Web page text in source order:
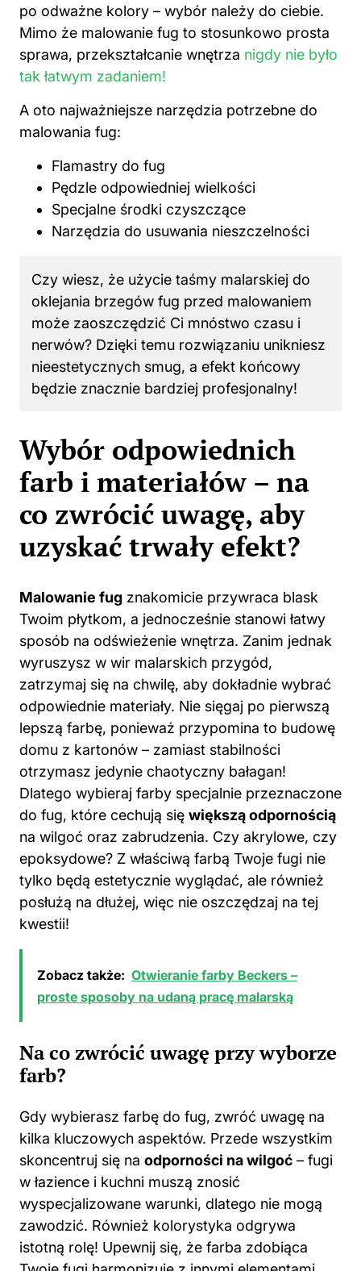
po odważne kolory – wybór należy do ciebie.
Mimo że malowanie fug to stosunkowo prosta
sprawa, przekształcanie wnętrza nigdy nie było
tak łatwym zadaniem!
A oto najważniejsze narzędzia potrzebne do
malowania fug:
Flamastry do fug
Pędzle odpowiedniej wielkości
Specjalne środki czyszczące
Narzędzia do usuwania nieszczelności
Czy wiesz, że użycie taśmy malarskiej do
oklejania brzegów fug przed malowaniem
może zaoszczędzić Ci mnóstwo czasu i
nerwów? Dzięki temu rozwiązaniu unikniesz
nieestetycznych smug, a efekt końcowy
będzie znacznie bardziej profesjonalny!
Wybór odpowiednich
farb i materiałów – na
co zwrócić uwagę, aby
uzyskać trwały efekt?
Malowanie fug znakomicie przywraca blask
Twoim płytkom, a jednocześnie stanowi łatwy
sposób na odświeżenie wnętrza. Zanim jednak
wyruszysz w wir malarskich przygód,
zatrzymaj się na chwilę, aby dokładnie wybrać
odpowiednie materiały. Nie sięgaj po pierwszą
lepszą farbę, ponieważ przypomina to budowę
domu z kartonów – zamiast stabilności
otrzymasz jedynie chaotyczny bałagan!
Dlatego wybieraj farby specjalnie przeznaczone
do fug, które cechują się większą odpornością
na wilgoć oraz zabrudzenia. Czy akrylowe, czy
epoksydowe? Z właściwą farbą Twoje fugi nie
tylko będą estetycznie wyglądać, ale również
posłużą na dłużej, więc nie oszczędzaj na tej
kwestii!
Zobacz także: Otwieranie farby Beckers –
proste sposoby na udaną pracę malarską
Na co zwrócić uwagę przy wyborze
farb?
Gdy wybierasz farbę do fug, zwróć uwagę na
kilka kluczowych aspektów. Przede wszystkim
skoncentruj się na odporności na wilgoć – fugi
w łazience i kuchni muszą znosić
wyspecjalizowane warunki, dlatego nie mogą
zawodzić. Również kolorystyka odgrywa
istotną rolę! Upewnij się, że farba zdobiąca